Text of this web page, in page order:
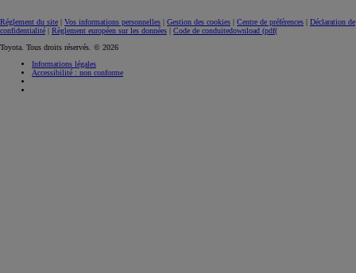
Réglement du site | Vos informations personnelles | Gestion des cookies | Centre de préférences | Déclaration de
confidentialité | Règlement européen sur les données | Code de conduitedownload (pdf(
Toyota. Tous droits réservés. © 2026
Informations légales
Accessibilité : non conforme